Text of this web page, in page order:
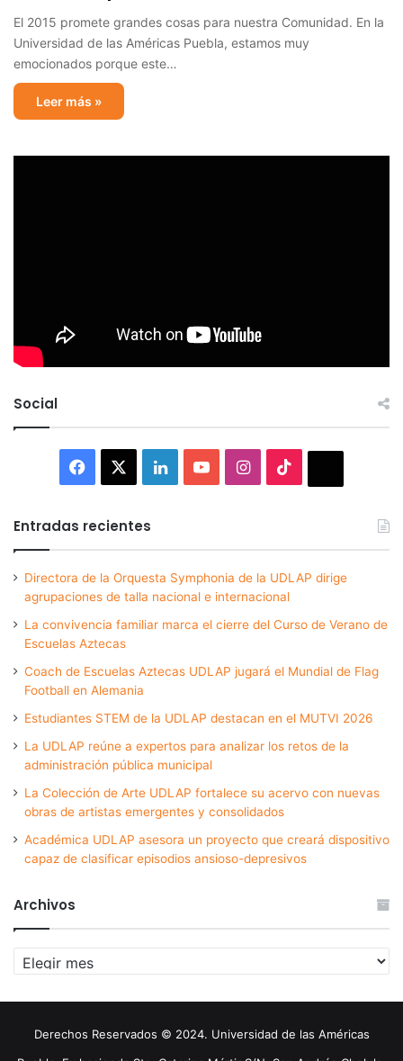
El 2015 promete grandes cosas para nuestra Comunidad. En la
Universidad de las Américas Puebla, estamos muy
emocionados porque este…
Leer más »
Social
Facebook LinkedInYouTubeInstagram
Entradas recientes
Directora de la Orquesta Symphonia de la UDLAP dirige
agrupaciones de talla nacional e internacional
La convivencia familiar marca el cierre del Curso de Verano de
Escuelas Aztecas
Coach de Escuelas Aztecas UDLAP jugará el Mundial de Flag
Football en Alemania
Estudiantes STEM de la UDLAP destacan en el MUTVI 2026
La UDLAP reúne a expertos para analizar los retos de la
administración pública municipal
La Colección de Arte UDLAP fortalece su acervo con nuevas
obras de artistas emergentes y consolidados
Académica UDLAP asesora un proyecto que creará dispositivo
capaz de clasificar episodios ansioso-depresivos
Archivos
Archivos
Derechos Reservados © 2024. Universidad de las Américas